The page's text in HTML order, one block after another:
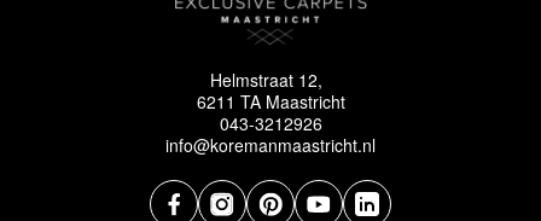
Helmstraat 12,
6211 TA Maastricht
043-3212926
info@koremanmaastricht.nl